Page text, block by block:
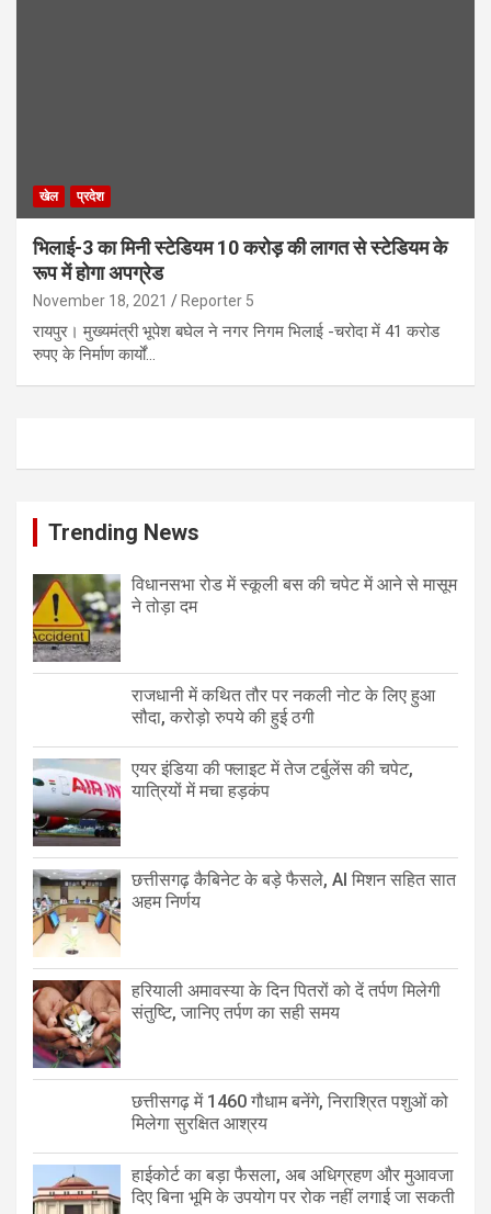
खेल प्रदेश
भिलाई-3 का मिनी स्टेडियम 10 करोड़ की लागत से स्टेडियम के
रूप में होगा अपग्रेड
November 18, 2021 Reporter 5
रायपुर। मुख्यमंत्री भूपेश बघेल ने नगर निगम भिलाई -चरोदा में 41 करोड
रुपए के निर्माण कार्यों…
Trending News
विधानसभा रोड में स्कूली बस की चपेट में आने से मासूम
ने तोड़ा दम
राजधानी में कथित तौर पर नकली नोट के लिए हुआ
सौदा, करोड़ो रुपये की हुई ठगी
एयर इंडिया की फ्लाइट में तेज टर्बुलेंस की चपेट,
यात्रियों में मचा हड़कंप
छत्तीसगढ़ कैबिनेट के बड़े फैसले, AI मिशन सहित सात
अहम निर्णय
हरियाली अमावस्या के दिन पितरों को दें तर्पण मिलेगी
संतुष्टि, जानिए तर्पण का सही समय
छत्तीसगढ़ में 1460 गौधाम बनेंगे, निराश्रित पशुओं को
मिलेगा सुरक्षित आश्रय
हाईकोर्ट का बड़ा फैसला, अब अधिग्रहण और मुआवजा
दिए बिना भूमि के उपयोग पर रोक नहीं लगाई जा सकती